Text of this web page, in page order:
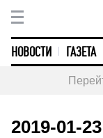
НОВОСТИ ГАЗЕТА
2019-01-23